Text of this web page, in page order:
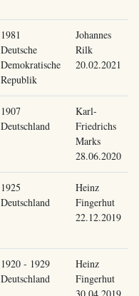
1981
Deutsche
Demokratische
Republik
Johannes
Rilk
20.02.2021
1907
Deutschland
Karl-
Friedrichs
Marks
28.06.2020
1925
Deutschland
Heinz
Fingerhut
22.12.2019
1920 - 1929
Deutschland
Heinz
Fingerhut
30.04.2019